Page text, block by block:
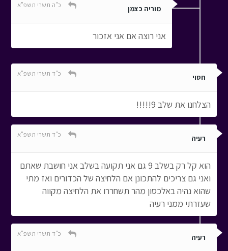
מוריה כצמן כ"ה תשרי תשפ"א
אני רוצה אם אני אזכור
חסוי כ"ד תשרי תשפ"א
הצלחנו את שלב 9!!!!!
רעיה כ"ד תשרי תשפ"א
הוא קל רק בשלב 9 גם אני תקועה בשלב אני חושבת שאתם
ואני גם צריכים להתכונן אם הלחיצה של הכדורים ואז מתי
שהוא נהיה באלכסון מהר תשחררו את הלחיצה מקווה
שעזרתי ממני רעיה
רעיה כ"ד תשרי תשפ"א